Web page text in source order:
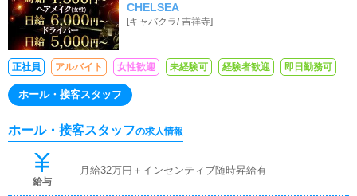
CHELSEA
[キャバクラ/吉祥寺]
正社員 アルバイト 女性歓迎 未経験可 経験者歓迎 即日勤務可
ホール・接客スタッフ
ホール・接客スタッフの求人情報
給与
月給32万円＋インセンティブ随時昇給有